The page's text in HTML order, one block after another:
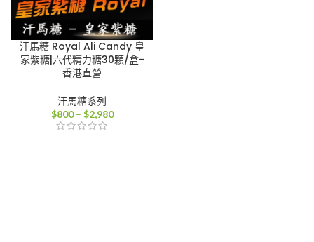
汗馬糖 Royal Ali Candy 皇
家紫糖|六代精力糖30顆/盒-
香港直營
汗馬糖系列
$800 – $2,980價